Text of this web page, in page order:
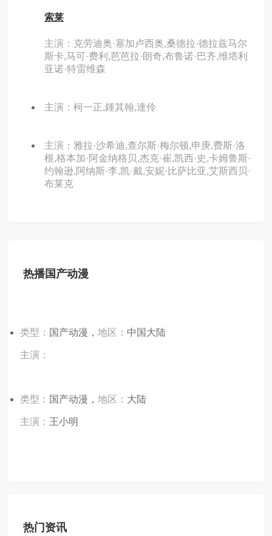
索莱
主演：克劳迪奥·塞加卢西奥,桑德拉·德拉兹马尔
斯卡,马可·费利,芭芭拉·朗奇,布鲁诺·巴齐,维塔利
亚诺·特雷维森
主演：柯一正,鍾其翰,達伶
主演：雅拉·沙希迪,查尔斯·梅尔顿,申庚,费斯·洛
根,格本加·阿金纳格贝,杰克·崔,凯西·史,卡姆鲁斯·
约翰逊,阿纳斯·李,凯·戴,安妮·比萨比亚,艾斯西贝·
布莱克
热播国产动漫
类型： 国产动漫， 地区： 中国大陆
主演：
类型： 国产动漫， 地区： 大陆
主演： 王小明
热门资讯